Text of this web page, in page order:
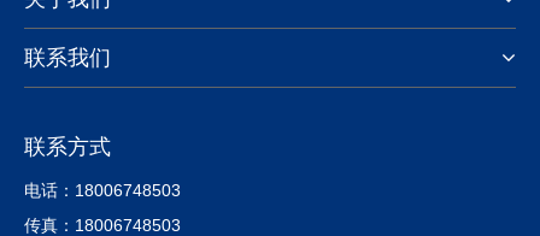
联系我们
联系方式
电话：18006748503
传真：18006748503